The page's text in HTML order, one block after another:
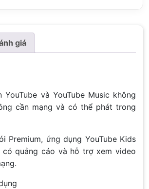
giá
YouTube và YouTube Music không
cần mạng và có thể phát trong
Premium, ứng dụng YouTube Kids
có quảng cáo và hỗ trợ xem video